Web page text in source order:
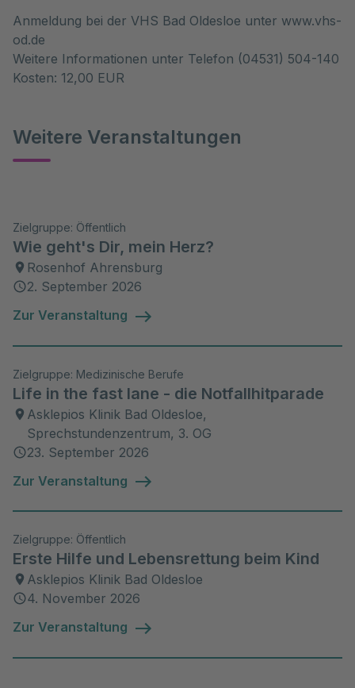
Anmeldung bei der VHS Bad Oldesloe unter www.vhs-
od.de
Weitere Informationen unter Telefon (04531) 504-140
Kosten: 12,00 EUR
Weitere Veranstaltungen
Zielgruppe: Öffentlich
Wie geht's Dir, mein Herz?
Rosenhof Ahrensburg
2. September 2026
Zur Veranstaltung
Zielgruppe: Medizinische Berufe
Life in the fast lane - die Notfallhitparade
Asklepios Klinik Bad Oldesloe,
Sprechstundenzentrum, 3. OG
23. September 2026
Zur Veranstaltung
Zielgruppe: Öffentlich
Erste Hilfe und Lebensrettung beim Kind
Asklepios Klinik Bad Oldesloe
4. November 2026
Zur Veranstaltung